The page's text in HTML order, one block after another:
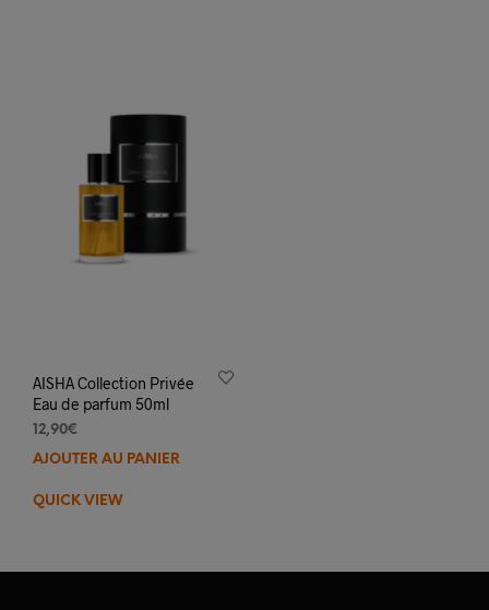
AISHA Collection Privée
Eau de parfum 50ml
12,90€
AJOUTER AU PANIER
QUICK VIEW